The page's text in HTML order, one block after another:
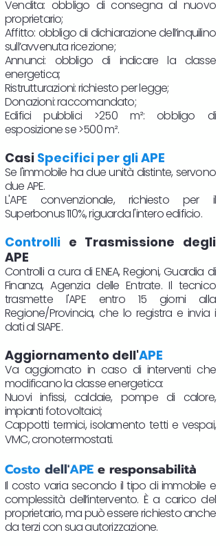
Vendita: obbligo di consegna al nuovo
proprietario;
Affitto: obbligo di dichiarazione dell’inquilino
sull’avvenuta ricezione;
Annunci: obbligo di indicare la classe
energetica;
Ristrutturazioni: richiesto per legge;
Donazioni: raccomandato;
Edifici pubblici >250 m²: obbligo di
esposizione se >500 m².
Casi Specifici per gli APE
Se l'immobile ha due unità distinte, servono
due APE.
L'APE convenzionale, richiesto per il
Superbonus 110%, riguarda l'intero edificio.
Controlli e Trasmissione degli
APE
Controlli a cura di ENEA, Regioni, Guardia di
Finanza, Agenzia delle Entrate. Il tecnico
trasmette l'APE entro 15 giorni alla
Regione/Provincia, che lo registra e invia i
dati al SIAPE.
Aggiornamento dell'APE
Va aggiornato in caso di interventi che
modificano la classe energetica:
Nuovi infissi, caldaie, pompe di calore,
impianti fotovoltaici;
Cappotti termici, isolamento tetti e vespai,
VMC, cronotermostati.​
Costo dell'APE e responsabilità
Il costo varia secondo il tipo di immobile e
complessità dell’intervento. È a carico del
proprietario, ma può essere richiesto anche
da terzi con sua autorizzazione.